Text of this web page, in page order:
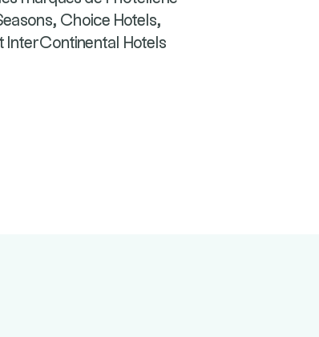
Choice Hotels,
InterContinental Hotels